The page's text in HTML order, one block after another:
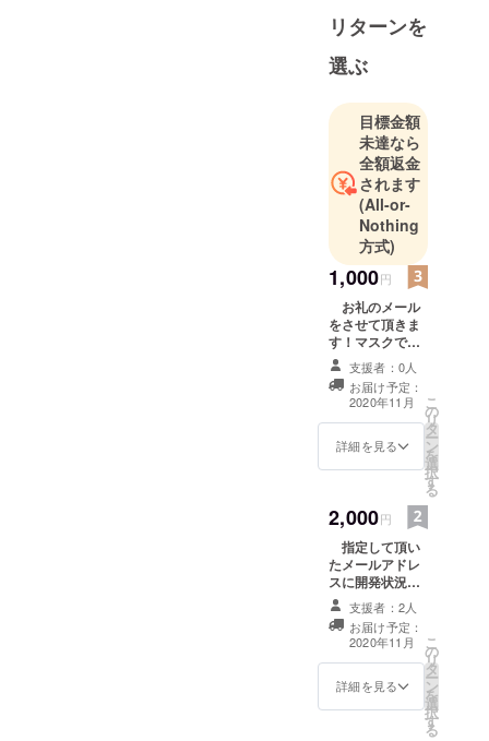
設図書館 栗
茶庵を開館
・2020年6
月 マスク
用小型拡声
器を発案
・2020年8
月 マスク
用小型拡声
器を実用新
案出願
リターンを
選ぶ
目標金額
未達なら
全額返金
されます
(All-or-
Nothing
方式)
1,000円
お礼のメール
をさせて頂きま
す！マスクでコ
ミュニケーショ
ンがとりづらい
のでこの製品の
開発を待って
る、というかた
のご支援をお願
支援者：0人
お届け予定：
2020年11月
詳細を見る
こ
の
リ
タ
ー
ン
を
選
択
す
る
2,000円
指定して頂い
たメールアドレ
スに開発状況を
定期的に報告さ
せていただきま
す。製品として
リリースされる
時には早めに情
報を知ることが
出来ます。 お礼
支援者：2人
お届け予定：
2020年11月
詳細を見る
こ
の
リ
タ
ー
ン
を
選
択
す
る